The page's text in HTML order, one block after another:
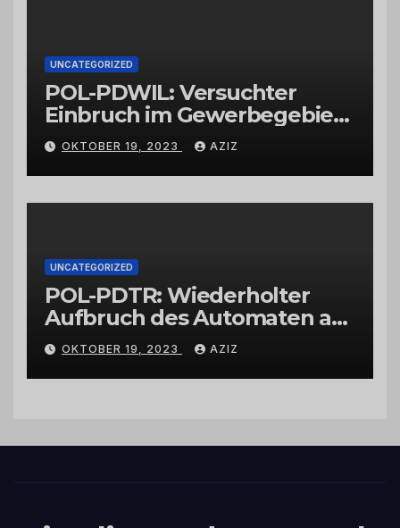
UNCATEGORIZED
POL-PDWIL: Versuchter
Einbruch im Gewerbegebiet
Wittlich
OKTOBER 19, 2023 AZIZ
UNCATEGORIZED
POL-PDTR: Wiederholter
Aufbruch des Automaten am
Wohnmobilstellplatz in
Hermeskeil am Labachweg
OKTOBER 19, 2023 AZIZ